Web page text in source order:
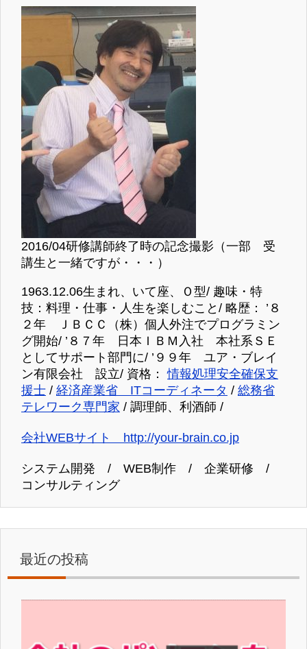
2016/04研修講師終了時の記念撮影（一部 受
講生と一緒ですが・・・）
1963.12.06生まれ、いて座、Ｏ型/ 趣味・特
技：料理・仕事・人生を楽しむこと/ 略歴： ’８
２年 ＪＢＣＣ（株）個人外注でプログラミン
グ開始/ ’８７年 日本ＩＢＭ入社 本社系ＳＥ
としてサポート部門に/ ’９９年 ユア・ブレイ
ン有限会社 設立/ 資格：情報処理安全確保支
援士 / 経済産業省 ITコーディネータ / 総務省
テレワーク専門家 / 調理師、利酒師 /
会社WEBサイト http://your-brain.co.jp
システム開発 / WEB制作 / 企業研修 /
コンサルティング
最近の投稿